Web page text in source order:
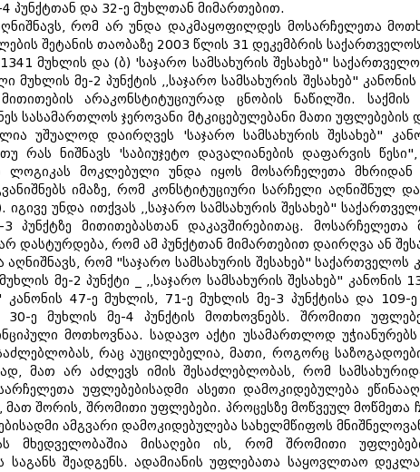
პუნქტთან და 32-ე მუხლთან მიმართებით.
რომ არ უნდა დაკმაყოფილდეს მოსარჩელეთა
შეტანის თაობაზე 2003 წლის 31 დეკემბრის
1341 მუხლის და (ბ) 'საჯარო სამსახურის შესახებ"
მუხლის მე-2 პუნქტის ,,საჯარო სამსახურის შესახებ"
არაკონსტიტუციურად ცნობის ნაწილში.
სასამართლოს ჯეროვანი მტკიცებულებანი მათი უფლებების
უშუალოდ დაირღვეს 'საჯარო სამსახურის შესახებ"
რას ნიშნავს 'საბიუჯეტო დავალიანების დაფარვის
ლოგიკას მოკლებული უნდა იყოს მოსარჩელეთა მხრიდან
იმაზე, რომ კონსტიტუციური სარჩელი აღნიშნულ
იგივე უნდა ითქვას ,,საჯარო სამსახურის შესახებ"
პუნქტზე მითითებასთან დაკავშირებითაც.
დასტურდება, რომ ამ პუნქტთან მიმართებით დაირღვა ან
რომ "საჯარო სამსახურის შესახებ" საქართველოს
მე-2 პუნქტი _ ,,საჯარო სამსახურის შესახებ" კანონის
კანონის 47-ე მუხლის, 71-ე მუხლის მე-3 პუნქტისა და 109-
30-ე მუხლის მე-4 პუნქტის მოთხოვნებს. შრომითი
მოთხოვნაა. სადავო აქტი უსამართლოდ
რაც აუცილებელია, მათი, როგორც
მათ არ აძლევს იმის შესაძლებლობას, რომ
უფლებებისადმი ასეთი დამოკიდებულება
მათ შორის, შრომითი უფლებები. პროცესზე მოწვეულ მოწმეთა
ამგვარი დამოკიდებულება სახელმწიფოს
მხედველობაშია მისაღები ის, რომ შრომითი
საგანს შეადგენს. ადამიანის უფლებათა საყოვლთაო